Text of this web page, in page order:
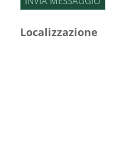
Localizzazione